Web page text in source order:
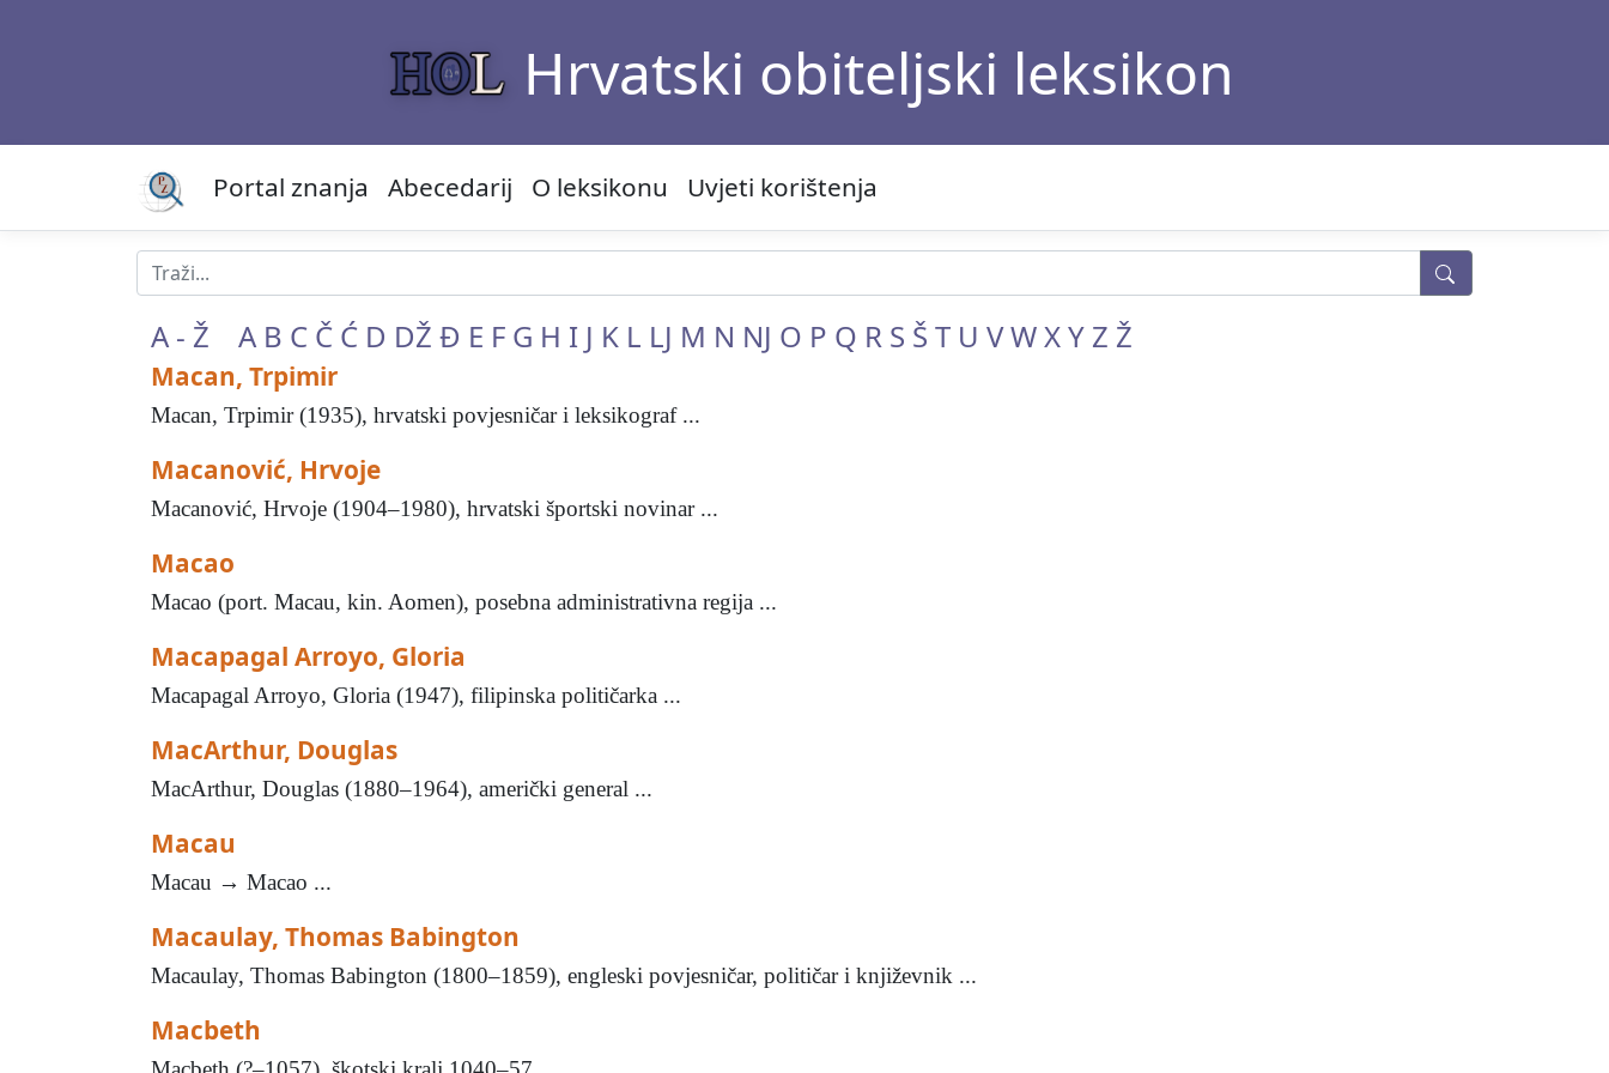
Hrvatski obiteljski leksikon
Portal znanja Abecedarij O leksikonu Uvjeti korištenja
A - Ž A B C Č Ć D DŽ Đ E F G H I J K L LJ M N NJ O P Q R S Š T U VWXY Z Ž
Macan, Trpimir
Macan, Trpimir (1935), hrvatski povjesničar i leksikograf ...
Macanović, Hrvoje
Macanović, Hrvoje (1904–1980), hrvatski športski novinar ...
Macao
Macao (port. Macau, kin. Aomen), posebna administrativna regija ...
Macapagal Arroyo, Gloria
Macapagal Arroyo, Gloria (1947), filipinska političarka ...
MacArthur, Douglas
MacArthur, Douglas (1880–1964), američki general ...
Macau
Macau → Macao ...
Macaulay, Thomas Babington
Macaulay, Thomas Babington (1800–1859), engleski povjesničar, političar i književnik ...
Macbeth